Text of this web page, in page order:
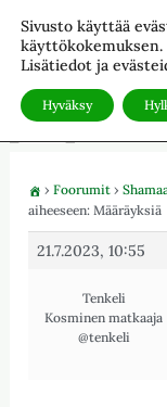
Siirry
sisältöön
The
Kosmosuutiset
› Foorumit ›
aiheeseen: Määräyksiä
21.7.2023, 10:55
Tenkeli
Kosminen matkaaja
@tenkeli
Sivusto käyttää
käyttökokemuksen.
Lisätiedot ja
Hyväksy